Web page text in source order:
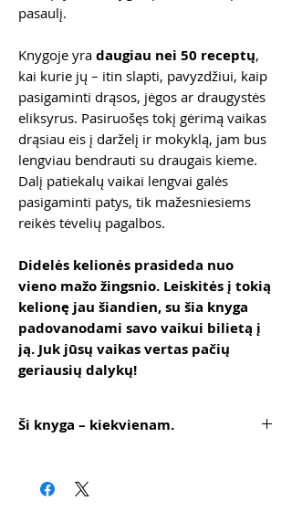
pasaulį.
Knygoje yra daugiau nei 50 receptų,
kai kurie jų – itin slapti, pavyzdžiui, kaip
pasigaminti drąsos, jėgos ar draugystės
eliksyrus. Pasiruošęs tokį gėrimą vaikas
drąsiau eis į darželį ir mokyklą, jam bus
lengviau bendrauti su draugais kieme.
Dalį patiekalų vaikai lengvai galės
pasigaminti patys, tik mažesniesiems
reikės tėvelių pagalbos.
Didelės kelionės prasideda nuo
vieno mažo žingsnio. Leiskitės į tokią
kelionę jau šiandien, su šia knyga
padovanodami savo vaikui bilietą į
ją. Juk jūsų vaikas vertas pačių
geriausių dalykų!
Ši knyga – kiekvienam.
Gyventi labiau, gyviau, įdomiau, drąsiau,
autentiškiau.